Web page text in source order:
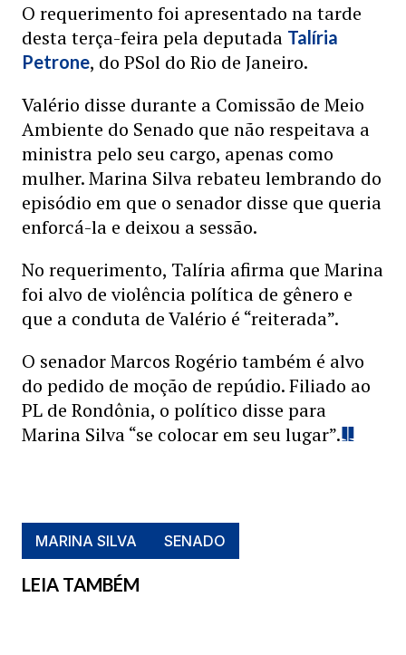
O requerimento foi apresentado na tarde
desta terça-feira pela deputada Talíria
Petrone, do PSol do Rio de Janeiro.
Valério disse durante a Comissão de Meio
Ambiente do Senado que não respeitava a
ministra pelo seu cargo, apenas como
mulher. Marina Silva rebateu lembrando do
episódio em que o senador disse que queria
enforcá-la e deixou a sessão.
No requerimento, Talíria afirma que Marina
foi alvo de violência política de gênero e
que a conduta de Valério é “reiterada”.
O senador Marcos Rogério também é alvo
do pedido de moção de repúdio. Filiado ao
PL de Rondônia, o político disse para
Marina Silva “se colocar em seu lugar”.
MARINA SILVA SENADO
LEIA TAMBÉM